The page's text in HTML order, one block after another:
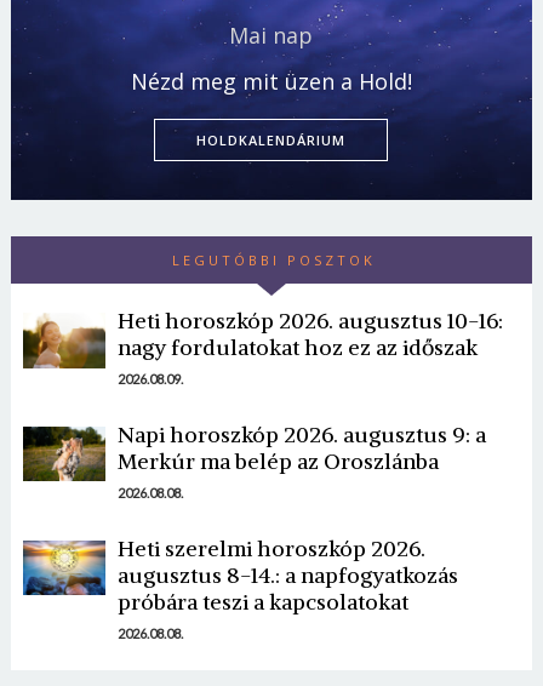
Mai nap
Nézd meg mit üzen a Hold!
HOLDKALENDÁRIUM
LEGUTÓBBI POSZTOK
Heti horoszkóp 2026. augusztus 10-16:
nagy fordulatokat hoz ez az időszak
2026.08.09.
Napi horoszkóp 2026. augusztus 9: a
Merkúr ma belép az Oroszlánba
2026.08.08.
Heti szerelmi horoszkóp 2026.
augusztus 8-14.: a napfogyatkozás
próbára teszi a kapcsolatokat
2026.08.08.
Borsonline bejelentkezés
E-mail cím vagy felhasználónév
Jelszó